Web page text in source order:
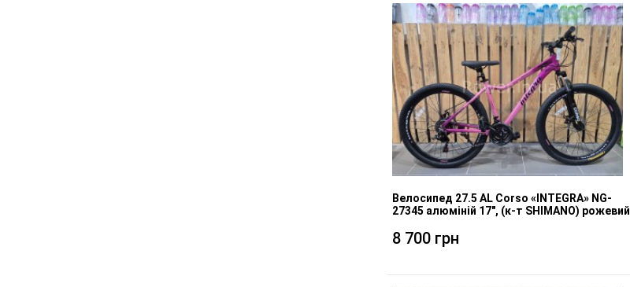
Велосипед 27.5 AL Corso «INTEGRA» NG-
27345 алюміній 17", (к-т SHIMANO) рожевий
8 700 грн